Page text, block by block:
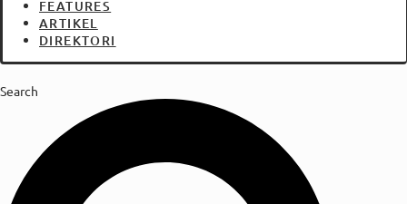
FEATURES
ARTIKEL
DIREKTORI
Search